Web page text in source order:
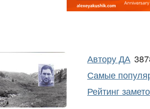
Автору ДА
Самые
Рейтинг